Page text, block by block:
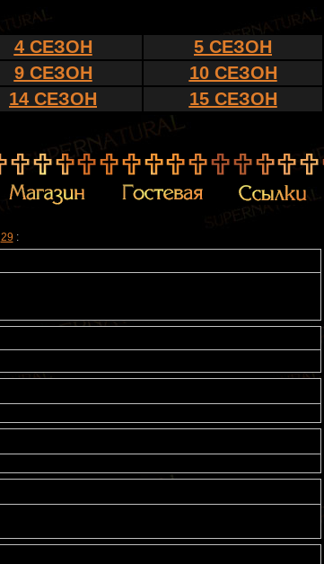
4 СЕЗОН
5 СЕЗОН
9 СЕЗОН
10 СЕЗОН
14 СЕЗОН 15 СЕЗОН
29 :